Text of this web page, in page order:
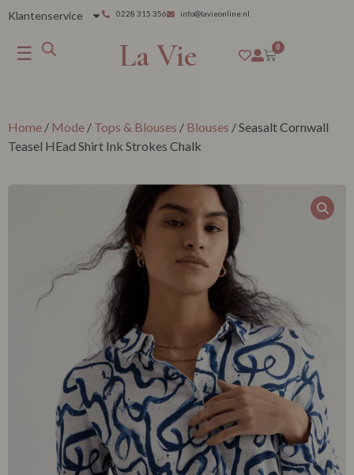
Klantenservice 0228 315 356 info@lavieonline.nl
☰ La Vie 0
Home / Mode / Tops & Blouses / Blouses / Seasalt Cornwall
Teasel HEad Shirt Ink Strokes Chalk